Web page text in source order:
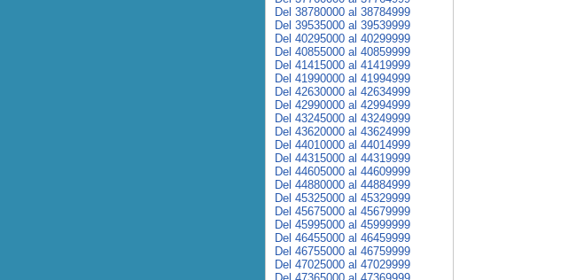
Del 38780000 al 38784999
Del 39535000 al 39539999
Del 40295000 al 40299999
Del 40855000 al 40859999
Del 41415000 al 41419999
Del 41990000 al 41994999
Del 42630000 al 42634999
Del 42990000 al 42994999
Del 43245000 al 43249999
Del 43620000 al 43624999
Del 44010000 al 44014999
Del 44315000 al 44319999
Del 44605000 al 44609999
Del 44880000 al 44884999
Del 45325000 al 45329999
Del 45675000 al 45679999
Del 45995000 al 45999999
Del 46455000 al 46459999
Del 46755000 al 46759999
Del 47025000 al 47029999